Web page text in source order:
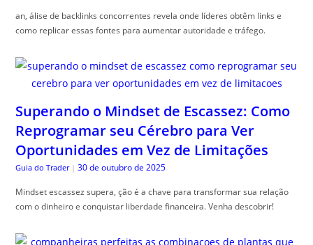
an, álise de backlinks concorrentes revela onde líderes obtêm links e
como replicar essas fontes para aumentar autoridade e tráfego.
Superando o Mindset de Escassez: Como
Reprogramar seu Cérebro para Ver
Oportunidades em Vez de Limitações
Guia do Trader | 30 de outubro de 2025
Mindset escassez supera, ção é a chave para transformar sua relação
com o dinheiro e conquistar liberdade financeira. Venha descobrir!